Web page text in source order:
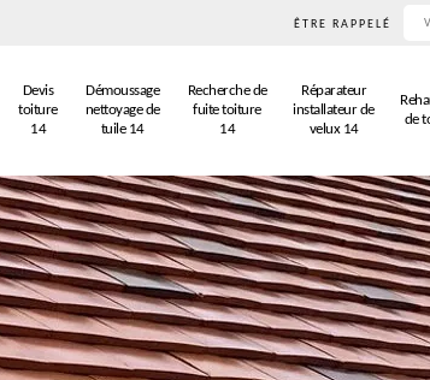
ÊTRE RAPPELÉ
Devis
toiture
14
Démoussage
nettoyage de
tuile 14
Recherche de
fuite toiture
14
Réparateur
installateur de
velux 14
de